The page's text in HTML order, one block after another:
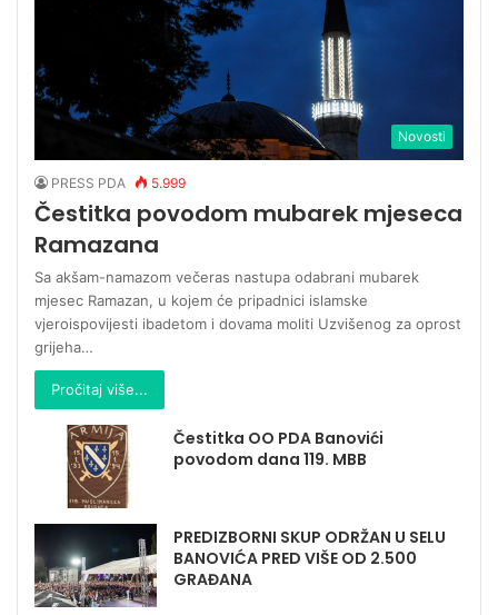
Novosti
PRESS PDA 5.999
Čestitka povodom mubarek mjeseca
Ramazana
Sa akšam-namazom večeras nastupa odabrani mubarek
mjesec Ramazan, u kojem će pripadnici islamske
vjeroispovijesti ibadetom i dovama moliti Uzvišenog za oprost
grijeha…
Pročitaj više...
Čestitka OO PDA Banovići
povodom dana 119. MBB
PREDIZBORNI SKUP ODRŽAN U SELU
BANOVIĆA PRED VIŠE OD 2.500
GRAĐANA